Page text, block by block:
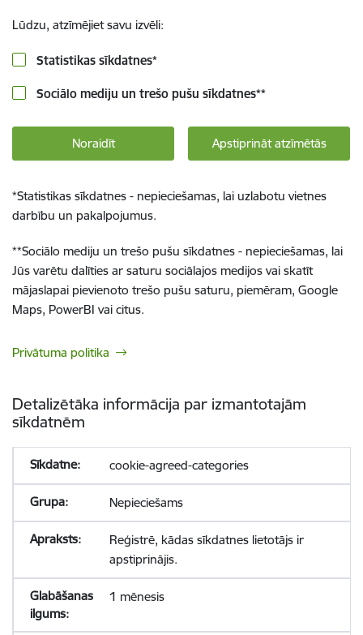
Lūdzu, atzīmējiet savu izvēli:
Statistikas sīkdatnes*
Sociālo mediju un trešo pušu sīkdatnes**
Noraidīt Apstiprināt atzīmētās
*Statistikas sīkdatnes - nepieciešamas, lai uzlabotu vietnes
darbību un pakalpojumus.
**Sociālo mediju un trešo pušu sīkdatnes - nepieciešamas, lai
Jūs varētu dalīties ar saturu sociālajos medijos vai skatīt
mājaslapai pievienoto trešo pušu saturu, piemēram, Google
Maps, PowerBI vai citus.
Privātuma politika
Detalizētāka informācija par izmantotajām
sīkdatnēm
cookie-agreed-categories
Nepieciešams
Reģistrē, kādas sīkdatnes lietotājs ir
apstiprinājis.
1 mēnesis